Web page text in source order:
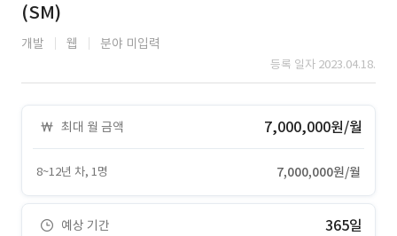
(SM)
개발 웹 분야 미입력
등록 일자 2023.04.18.
최대 월 금액 7,000,000원/월
8~12년 차, 1명 7,000,000원/월
예상 기간 365일